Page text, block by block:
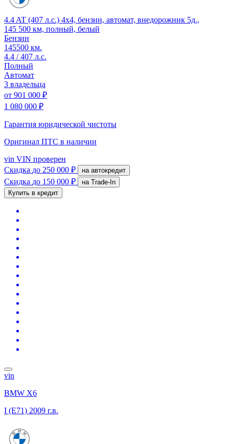
4.4 AT (407 л.с.) 4x4, бензин, автомат, внедорожник 5д.,
145 500 км, полный, белый
Бензин
145500 км.
4.4 / 407 л.с.
Полный
Автомат
3 владельца
от 901 000 ₽
1 080 000 ₽
Гарантия юридической чистоты
Оригинал ПТС в наличии
vin VIN проверен
Скидка до 250 000 ₽ на автокредит
Скидка до 150 000 ₽
на Trade-In
Купить в кредит
vin
BMW X6
I (E71) 2009 г.в.